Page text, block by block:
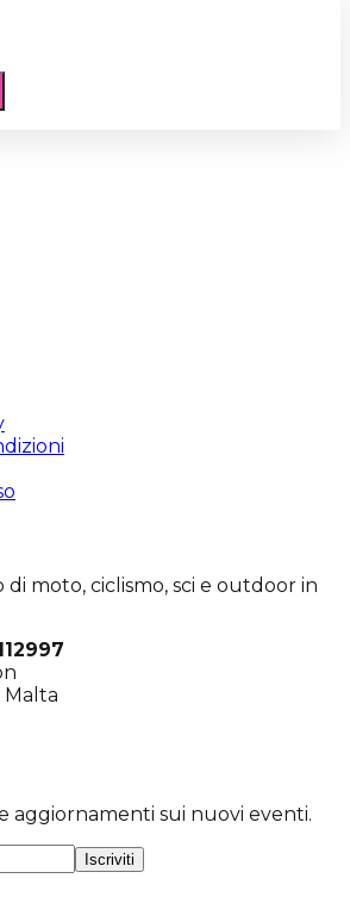
moto, ciclismo, sci e outdoor in
Malta
aggiornamenti sui nuovi eventi.
Iscriviti